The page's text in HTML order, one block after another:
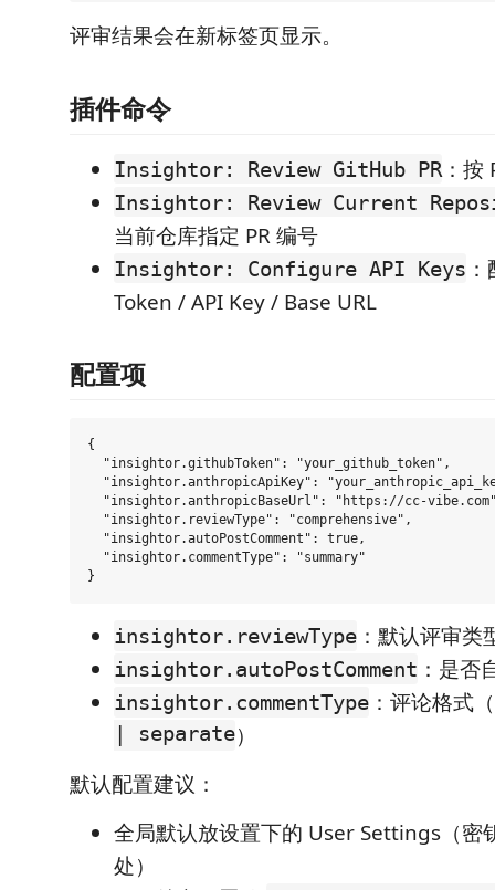
评审结果会在新标签页显示。
插件命令
Insightor: Review GitHub PR：按
Insightor: Review Current
当前仓库指定 PR 编号
Insightor: Configure API Keys
Token / API Key / Base URL
配置项
{
  "insightor.githubToken": "your_github_token",
"insightor.anthropicApiKey":
"insightor.anthropicBaseUrl": "https://cc-
  "insightor.reviewType": "comprehensive",
  "insightor.autoPostComment": true,
  "insightor.commentType": "summary"
insightor.reviewType ：默认评审类
insightor.autoPostComment ：是否
insightor.commentType ：评论格式（
| separate）
默认配置建议：
全局默认放设置下的 User Settings（密
处）